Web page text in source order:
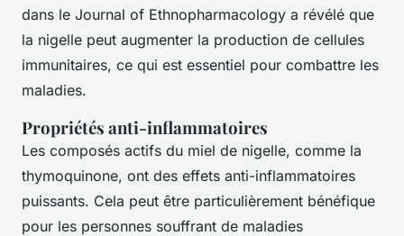
dans le Journal of Ethnopharmacology a révélé que
la nigelle peut augmenter la production de cellules
immunitaires, ce qui est essentiel pour combattre les
maladies.
Propriétés anti-inflammatoires
Les composés actifs du miel de nigelle, comme la
thymoquinone, ont des effets anti-inflammatoires
puissants. Cela peut être particulièrement bénéfique
pour les personnes souffrant de maladies